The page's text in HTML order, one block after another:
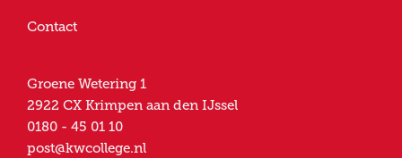
Contact
Groene Wetering 1
2922 CX Krimpen aan den IJssel
0180 - 45 01 10
post@kwcollege.nl